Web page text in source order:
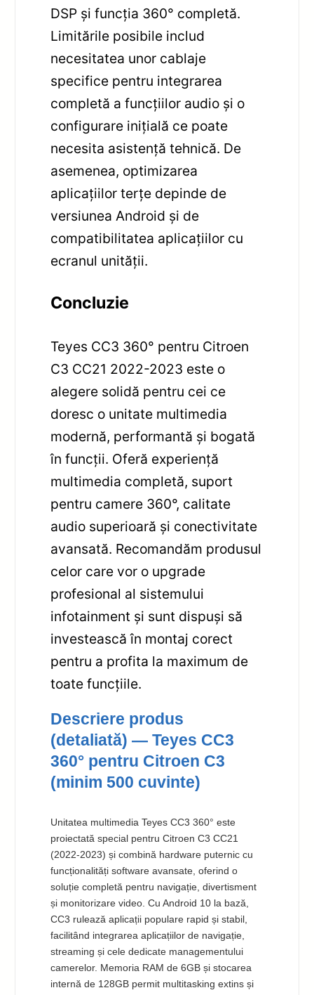
DSP și funcția 360° completă.
Limitările posibile includ
necesitatea unor cablaje
specifice pentru integrarea
completă a funcțiilor audio și o
configurare inițială ce poate
necesita asistență tehnică. De
asemenea, optimizarea
aplicațiilor terțe depinde de
versiunea Android și de
compatibilitatea aplicațiilor cu
ecranul unității.
Concluzie
Teyes CC3 360° pentru Citroen
C3 CC21 2022-2023 este o
alegere solidă pentru cei ce
doresc o unitate multimedia
modernă, performantă și bogată
în funcții. Oferă experiență
multimedia completă, suport
pentru camere 360°, calitate
audio superioară și conectivitate
avansată. Recomandăm produsul
celor care vor o upgrade
profesional al sistemului
infotainment și sunt dispuși să
investească în montaj corect
pentru a profita la maximum de
toate funcțiile.
Descriere produs
(detaliată) — Teyes CC3
360° pentru Citroen C3
(minim 500 cuvinte)
Unitatea multimedia Teyes CC3 360° este
proiectată special pentru Citroen C3 CC21
(2022-2023) și combină hardware puternic cu
funcționalități software avansate, oferind o
soluție completă pentru navigație, divertisment
și monitorizare video. Cu Android 10 la bază,
CC3 rulează aplicații populare rapid și stabil,
facilitând integrarea aplicațiilor de navigație,
streaming și cele dedicate managementului
camerelor. Memoria RAM de 6GB și stocarea
internă de 128GB permit multitasking extins și